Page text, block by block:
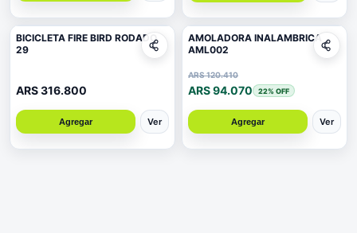
BICICLETA FIRE BIRD RODADO
29
ARS 316.800
Agregar Ver
AMOLADORA INALAMBRICA
AML002
ARS 120.410
ARS 94.070 22% OFF
Agregar Ver